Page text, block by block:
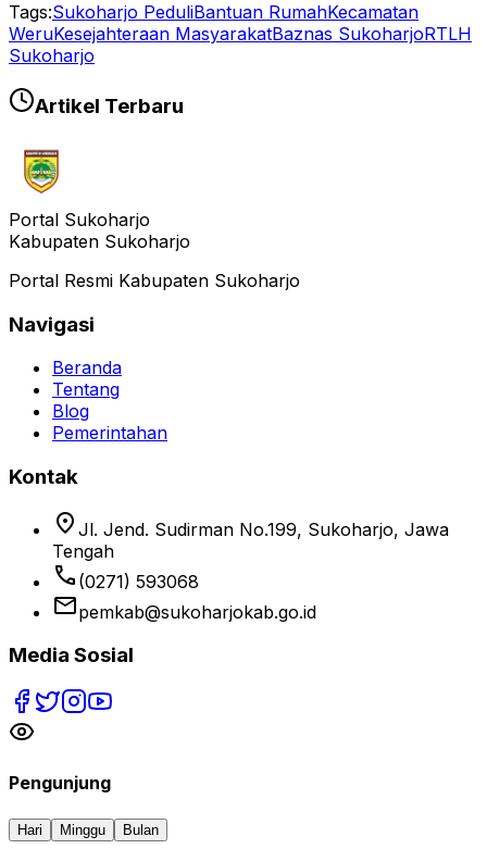
Tags:Sukoharjo PeduliBantuan RumahKecamatan
WeruKesejahteraan MasyarakatBaznas SukoharjoRTLH
Sukoharjo
Artikel Terbaru
Portal Sukoharjo
Kabupaten Sukoharjo
Portal Resmi Kabupaten Sukoharjo
Navigasi
Beranda
Tentang
Blog
Pemerintahan
Kontak
location_on Jl. Jend. Sudirman No.199, Sukoharjo, Jawa
Tengah
phone (0271) 593068
emailpemkab@sukoharjokab.go.id
Media Sosial
Pengunjung
Hari Minggu Bulan